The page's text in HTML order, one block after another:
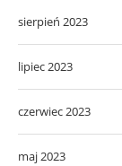
sierpień 2023
lipiec 2023
czerwiec 2023
maj 2023